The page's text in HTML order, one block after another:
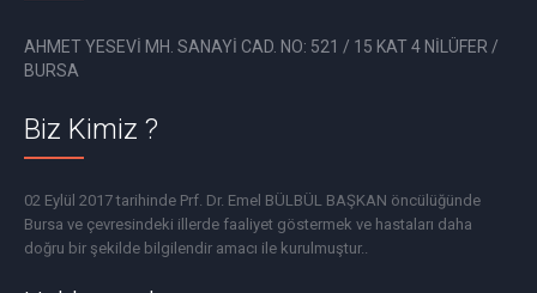
AHMET YESEVİ MH. SANAYİ CAD. NO: 521 / 15 KAT 4 NİLÜFER /
BURSA
Biz Kimiz ?
02 Eylül 2017 tarihinde Prf. Dr. Emel BÜLBÜL BAŞKAN öncülüğünde
Bursa ve çevresindeki illerde faaliyet göstermek ve hastaları daha
doğru bir şekilde bilgilendir amacı ile kurulmuştur..